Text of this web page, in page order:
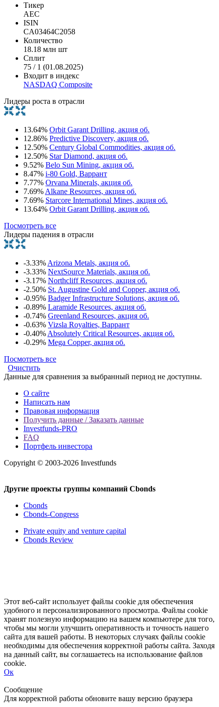
Тикер
AEC
ISIN
CA03464C2058
Количество
18.18 млн шт
Сплит
75 / 1 (01.08.2025)
Входит в индекс
NASDAQ Composite
Лидеры роста в отрасли
13.64% Orbit Garant Drilling, акция об.
12.86% Predictive Discovery, акция об.
12.50% Century Global Commodities, акция об.
12.50% Star Diamond, акция об.
9.52% Belo Sun Mining, акция об.
8.47% i-80 Gold, Варрант
7.77% Orvana Minerals, акция об.
7.69% Alkane Resources, акция об.
7.69% Starcore International Mines, акция об.
13.64% Orbit Garant Drilling, акция об.
Посмотреть все
Лидеры падения в отрасли
-3.33% Arizona Metals, акция об.
-3.33% NextSource Materials, акция об.
-3.17% Northcliff Resources, акция об.
-2.50% St. Augustine Gold and Copper, акция об.
-0.95% Badger Infrastructure Solutions, акция об.
-0.89% Laramide Resources, акция об.
-0.74% Greenland Resources, акция об.
-0.63% Vizsla Royalties, Варрант
-0.40% Absolutely Critical Resources, акция об.
-0.29% Mega Copper, акция об.
Посмотреть все
Очистить
Данные для сравнения за выбранный период не доступны.
О сайте
Написать нам
Правовая информация
Получить данные / Заказать данные
Investfunds-PRO
FAQ
Портфель инвестора
Copyright © 2003-2026 Investfunds
Другие проекты группы компаний Cbonds
Cbonds
Cbonds-Congress
Private equity and venture capital
Cbonds Review
Этот веб-сайт использует файлы cookie для обеспечения
удобного и персонализированного просмотра. Файлы cookie
хранят полезную информацию на вашем компьютере для того,
чтобы мы могли улучшить оперативность и точность нашего
сайта для вашей работы. В некоторых случаях файлы cookie
необходимы для обеспечения корректной работы сайта. Заходя
на данный сайт, вы соглашаетесь на использование файлов
cookie.
Ок
Сообщение
Для корректной работы обновите вашу версию браузера